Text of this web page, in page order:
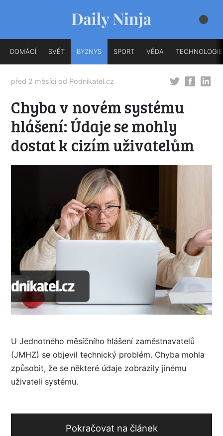
DOMÁCÍ SVĚT BYZNYS SPORT VĚDA TECHNOLOGIE
před 2 měsíci od Podnikatel.cz
Chyba v novém systému
hlášení: Údaje se mohly
dostat k cizím uživatelům
U Jednotného měsíčního hlášení zaměstnavatelů
(JMHZ) se objevil technický problém. Chyba mohla
způsobit, že se některé údaje zobrazily jinému
uživateli systému.
Pokračovat na článek